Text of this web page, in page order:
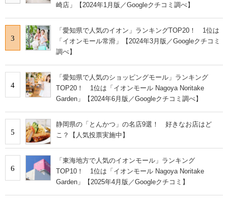
崎店」【2024年1月版／Googleクチコミ調べ】
3
「愛知県で人気のイオン」ランキングTOP20！ 1位は
「イオンモール常滑」【2024年3月版／Googleクチコミ
調べ】
4
「愛知県で人気のショッピングモール」ランキング
TOP20！ 1位は「イオンモール Nagoya Noritake
Garden」【2024年6月版／Googleクチコミ調べ】
5
静岡県の「とんかつ」の名店9選！ 好きなお店はど
こ？【人気投票実施中】
6
「東海地方で人気のイオンモール」ランキング
TOP10！ 1位は「イオンモール Nagoya Noritake
Garden」【2025年4月版／Googleクチコミ】